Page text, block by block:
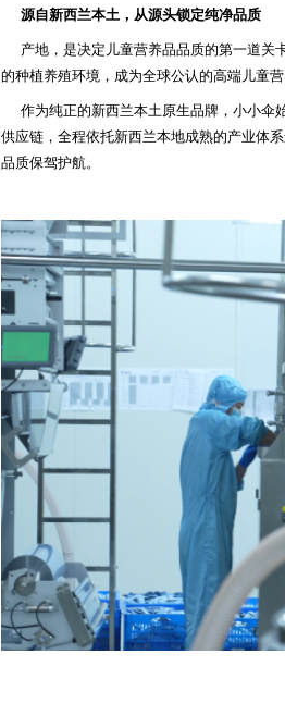
源自新西兰本土，从源头锁定纯净品质
产地，是决定儿童营养品品质的第一道关
的种植养殖环境，成为全球公认的高端儿童
作为纯正的新西兰本土原生品牌，小小伞
供应链，全程依托新西兰本地成熟的产业体
品质保驾护航。